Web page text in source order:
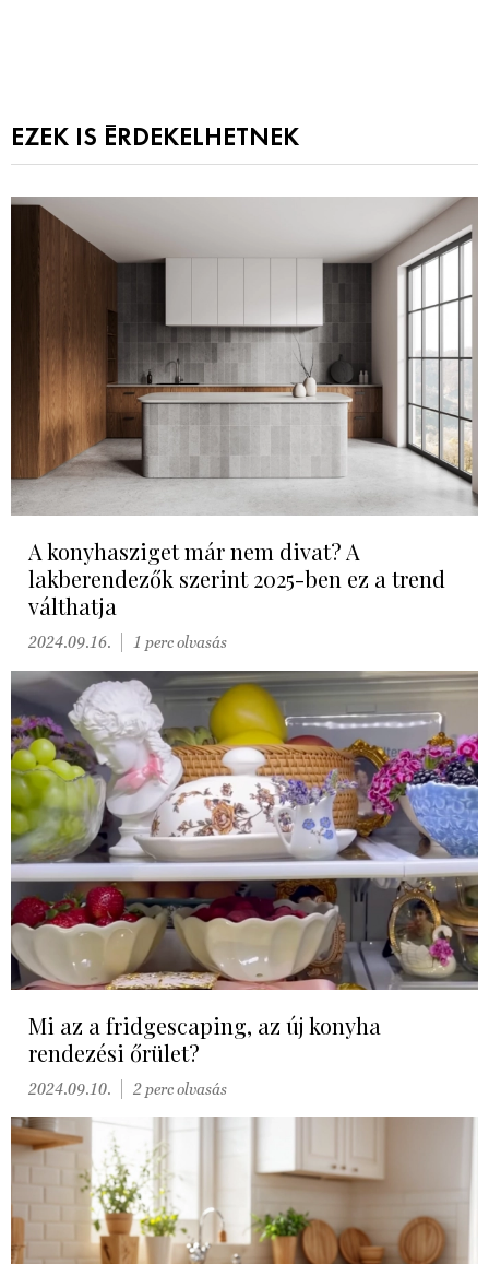
EZEK IS ÉRDEKELHETNEK
A konyhasziget már nem divat? A
lakberendezők szerint 2025-ben ez a trend
válthatja
2024.09.16. 1 perc olvasás
Mi az a fridgescaping, az új konyha
rendezési őrület?
2024.09.10. 2 perc olvasás